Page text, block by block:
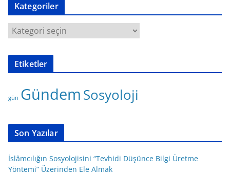
Kategoriler
a
t
e
r
Etiketler
gün GündemSosyoloji
Son Yazılar
İslâmcılığın Sosyolojisini “Tevhidi Düşünce Bilgi Üretme
Yöntemi” Üzerinden Ele Almak